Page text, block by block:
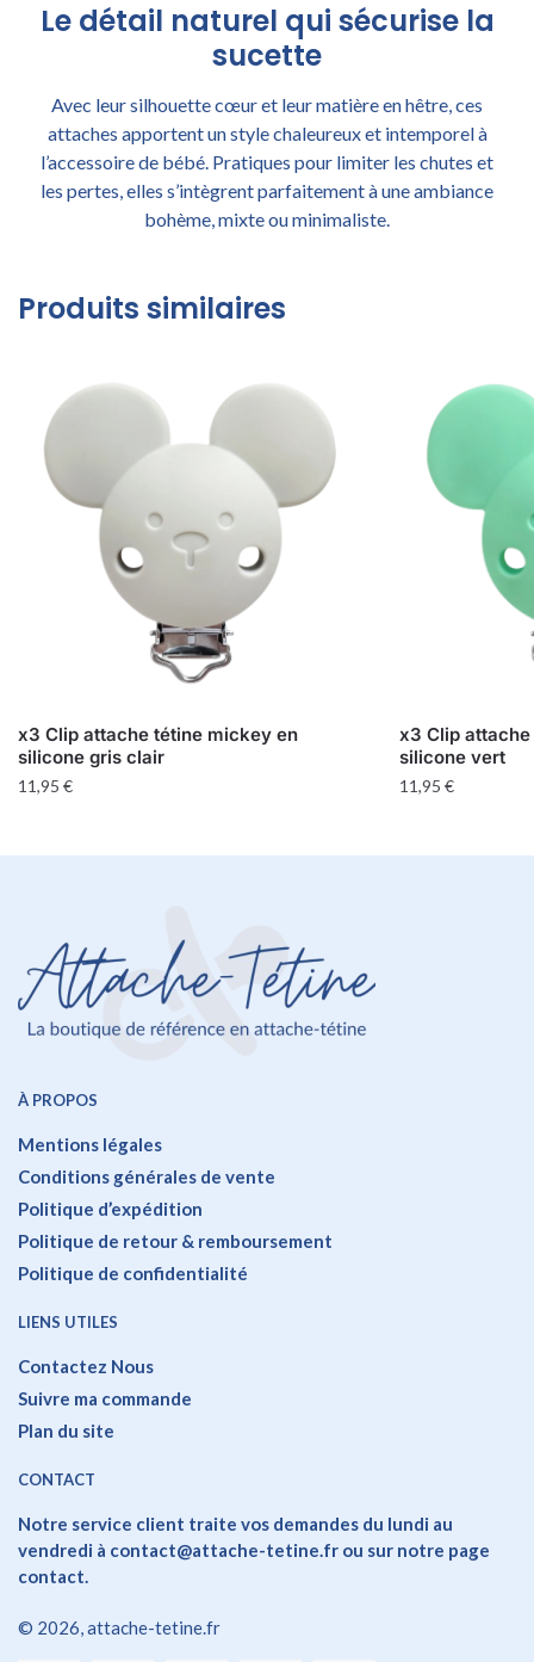
Le détail naturel qui sécurise la
sucette
Avec leur silhouette cœur et leur matière en hêtre, ces
attaches apportent un style chaleureux et intemporel à
l’accessoire de bébé. Pratiques pour limiter les chutes et
les pertes, elles s’intègrent parfaitement à une ambiance
bohème, mixte ou minimaliste.
Produits similaires
x3 Clip attache tétine mickey en
silicone gris clair
11,95 €
x3 Clip
silicone vert
11,95 €
À PROPOS
Mentions légales
Conditions générales de vente
Politique d’expédition
Politique de retour & remboursement
Politique de confidentialité
LIENS UTILES
Contactez Nous
Suivre ma commande
Plan du site
CONTACT
Notre service client traite vos demandes du lundi au
vendredi à contact@attache-tetine.fr ou sur notre page
contact.
© 2026, attache-tetine.fr